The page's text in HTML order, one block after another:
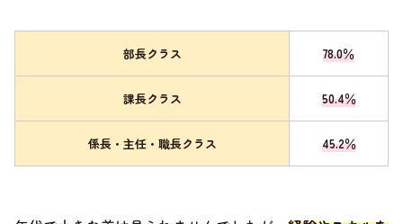
部長クラス 78.0％
課長クラス 50.4％
係長・主任・職長クラス 45.2％